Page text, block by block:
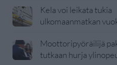
Kela voi leikata tukia
ulkomaanmatkan
Moottoripyöräilijä
tutkaan hurja